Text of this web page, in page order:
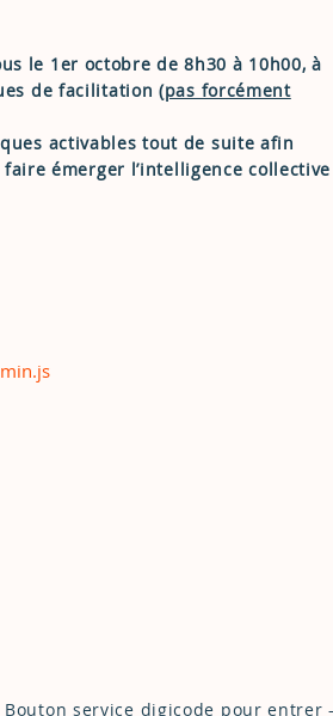
le 1er octobre de 8h30 à 10h00, à
de facilitation (pas forcément
activables tout de suite afin
émerger l’intelligence
Bouton service digicode pour entrer